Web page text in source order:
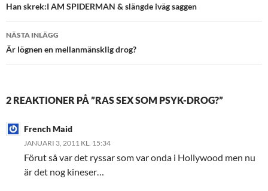
Han skrek:I AM SPIDERMAN & slängde iväg saggen
NÄSTA INLÄGG
Är lögnen en mellanmänsklig drog?
2 REAKTIONER PÅ ”RAS SEX SOM PSYK-DROG?”
French Maid
JANUARI 3, 2011 KL. 15:34
Förut så var det ryssar som var onda i Hollywood men nu
är det nog kineser…